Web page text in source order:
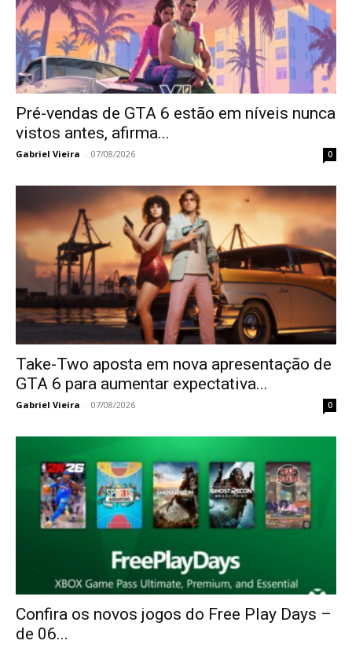
Pré-vendas de GTA 6 estão em níveis nunca
vistos antes, afirma...
Gabriel Vieira - 07/08/2026 0
Take-Two aposta em nova apresentação de
GTA 6 para aumentar expectativa...
Gabriel Vieira - 07/08/2026 0
Confira os novos jogos do Free Play Days –
de 06...